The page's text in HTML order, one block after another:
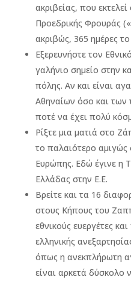
ακριβείας, που
Προεδρικής Φρουράς
ακριβώς, 365 ημέρες
Εξερευνήστε τον
γαλήνιο σημείο στην
πόλης. Αν και είναι
Αθηναίων όσο και των
ποτέ να έχει πολύ
Ρίξτε μια ματιά στο
το παλαιότερο αμιγώς
Ευρώπης. Εδώ έγινε η
Ελλάδας στην Ε.Ε.
Βρείτε και τα 16
στους Κήπους του
εθνικούς ευεργέτες
ελληνικής
όπως η ανεκπλήρωτη
είναι αρκετά δύσκολο